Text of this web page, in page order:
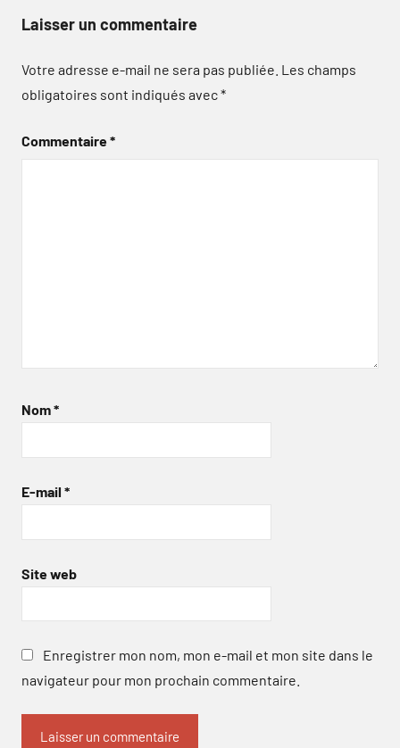
Laisser un commentaire
Votre adresse e-mail ne sera pas publiée. Les champs
obligatoires sont indiqués avec*
Commentaire*
Nom*
E-mail *
Site web
Enregistrer mon nom, mon e-mail et mon site dans le
navigateur pour mon prochain commentaire.